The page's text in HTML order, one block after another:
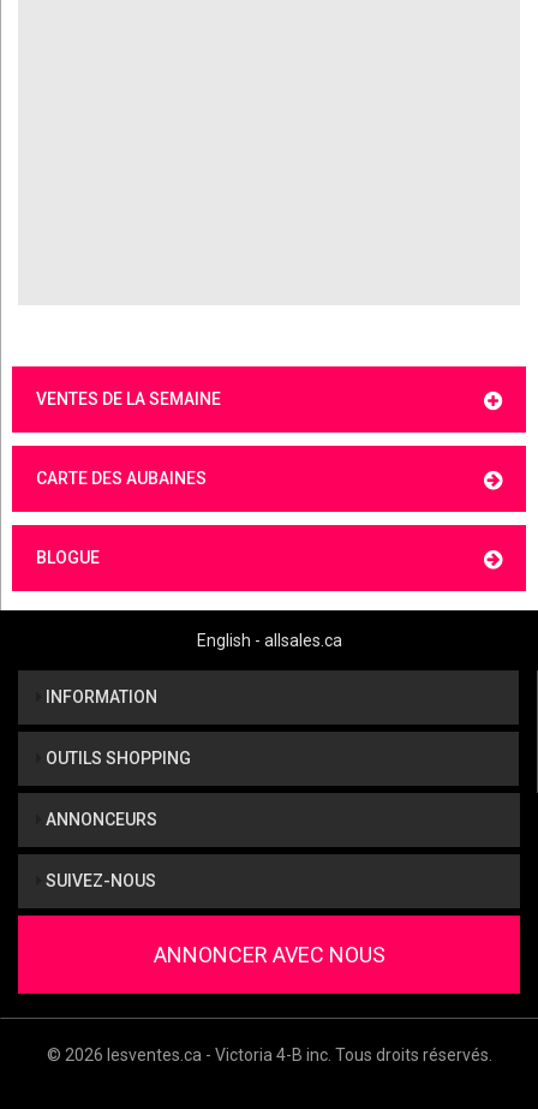
VENTES DE LA SEMAINE
CARTE DES AUBAINES
BLOGUE
English - allsales.ca
INFORMATION
OUTILS SHOPPING
ANNONCEURS
SUIVEZ-NOUS
ANNONCER AVEC NOUS
© 2026 lesventes.ca - Victoria 4-B inc. Tous droits réservés.